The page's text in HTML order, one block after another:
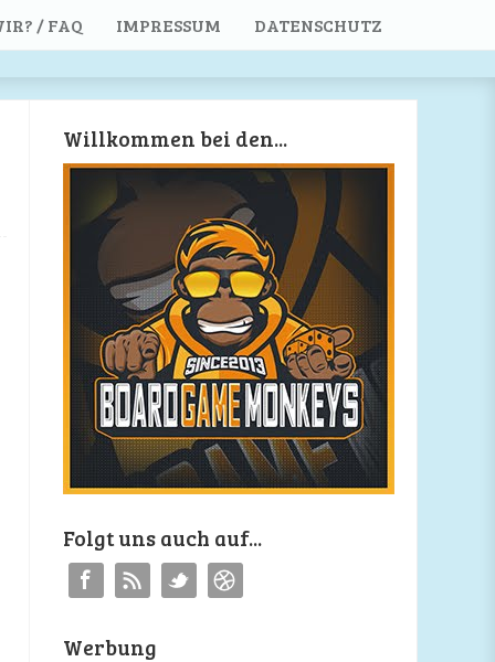
/ FAQ IMPRESSUM DATENSCHUTZ
Willkommen bei den...
Folgt uns auch auf...
Werbung